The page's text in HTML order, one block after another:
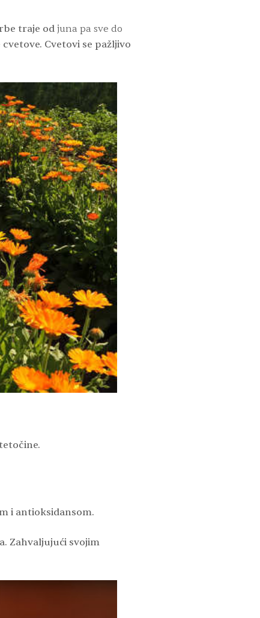
traje od juna pa sve do
Cvetovi se pažljivo
i antioksidansom.
Zahvaljujući svojim